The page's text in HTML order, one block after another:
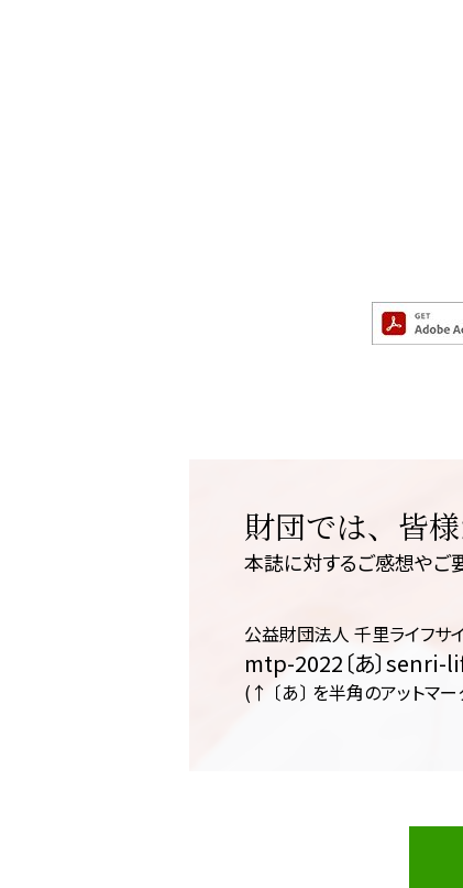
財団では、皆
本誌に対するご感想やご
公益財団法人 千里ライフ
mtp-2022〔あ〕
(↑ 〔あ〕 を半角のアットマー